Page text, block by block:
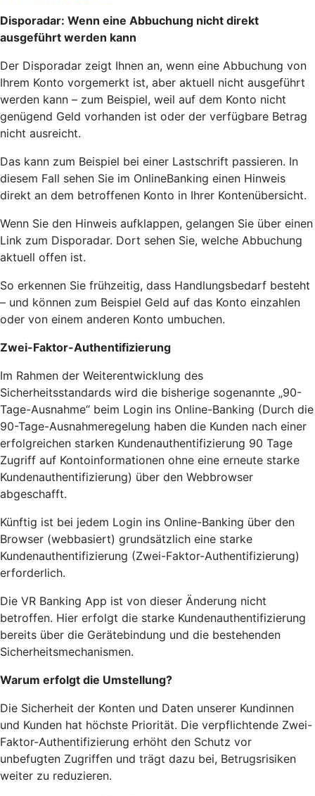
Disporadar: Wenn eine Abbuchung nicht direkt
ausgeführt werden kann
Der Disporadar zeigt Ihnen an, wenn eine Abbuchung von
Ihrem Konto vorgemerkt ist, aber aktuell nicht ausgeführt
werden kann – zum Beispiel, weil auf dem Konto nicht
genügend Geld vorhanden ist oder der verfügbare Betrag
nicht ausreicht.
Das kann zum Beispiel bei einer Lastschrift passieren. In
diesem Fall sehen Sie im OnlineBanking einen Hinweis
direkt an dem betroffenen Konto in Ihrer Kontenübersicht.
Wenn Sie den Hinweis aufklappen, gelangen Sie über einen
Link zum Disporadar. Dort sehen Sie, welche Abbuchung
aktuell offen ist.
So erkennen Sie frühzeitig, dass Handlungsbedarf besteht
– und können zum Beispiel Geld auf das Konto einzahlen
oder von einem anderen Konto umbuchen.
Zwei-Faktor-Authentifizierung
Im Rahmen der Weiterentwicklung des
Sicherheitsstandards wird die bisherige sogenannte „90-
Tage-Ausnahme“ beim Login ins Online-Banking (Durch die
90-Tage-Ausnahmeregelung haben die Kunden nach einer
erfolgreichen starken Kundenauthentifizierung 90 Tage
Zugriff auf Kontoinformationen ohne eine erneute starke
Kundenauthentifizierung) über den Webbrowser
abgeschafft.
Künftig ist bei jedem Login ins Online-Banking über den
Browser (webbasiert) grundsätzlich eine starke
Kundenauthentifizierung (Zwei-Faktor-Authentifizierung)
erforderlich.
Die VR Banking App ist von dieser Änderung nicht
betroffen. Hier erfolgt die starke Kundenauthentifizierung
bereits über die Gerätebindung und die bestehenden
Sicherheitsmechanismen.
Warum erfolgt die Umstellung?
Die Sicherheit der Konten und Daten unserer Kundinnen
und Kunden hat höchste Priorität. Die verpflichtende Zwei-
Faktor-Authentifizierung erhöht den Schutz vor
unbefugten Zugriffen und trägt dazu bei, Betrugsrisiken
weiter zu reduzieren.